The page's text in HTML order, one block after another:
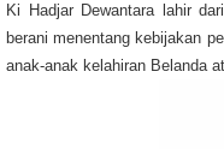
Ki Hadjar Dewantara lahir
berani menentang kebijakan
anak-anak kelahiran Belanda